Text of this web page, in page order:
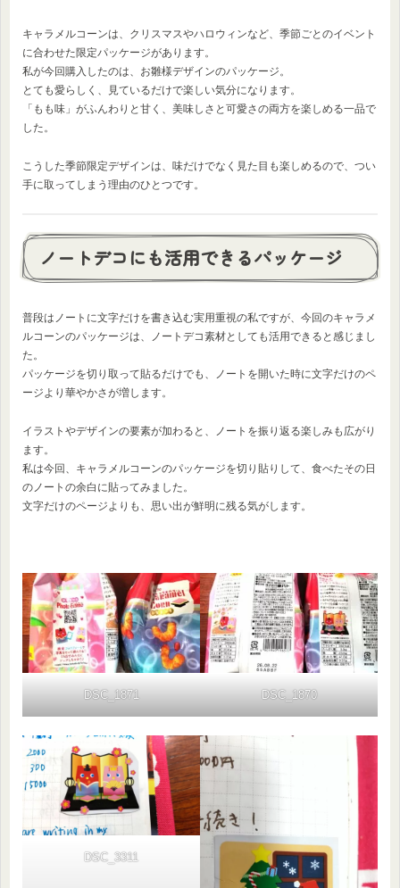
キャラメルコーンは、クリスマスやハロウィンなど、季節ごとのイベント
に合わせた限定パッケージがあります。
私が今回購入したのは、お雛様デザインのパッケージ。
とても愛らしく、見ているだけで楽しい気分になります。
「もも味」がふんわりと甘く、美味しさと可愛さの両方を楽しめる一品で
した。
こうした季節限定デザインは、味だけでなく見た目も楽しめるので、つい
手に取ってしまう理由のひとつです。
ノートデコにも活用できるパッケージ
普段はノートに文字だけを書き込む実用重視の私ですが、今回のキャラメ
ルコーンのパッケージは、ノートデコ素材としても活用できると感じまし
た。
パッケージを切り取って貼るだけでも、ノートを開いた時に文字だけのペ
ージより華やかさが増します。
イラストやデザインの要素が加わると、ノートを振り返る楽しみも広がり
ます。
私は今回、キャラメルコーンのパッケージを切り貼りして、食べたその日
のノートの余白に貼ってみました。
文字だけのページよりも、思い出が鮮明に残る気がします。
DSC_1871 DSC_1870
DSC_3311